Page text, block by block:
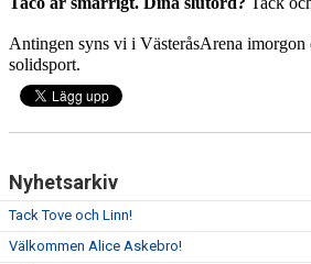
Antingen syns vi i VästeråsArena imorgon
solidsport.
Nyhetsarkiv
Tack Tove och Linn!
Välkommen Alice Askebro!